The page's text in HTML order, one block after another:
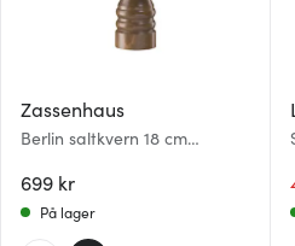
Zassenhaus
Berlin saltkvern 18 cm
699 kr
På lager